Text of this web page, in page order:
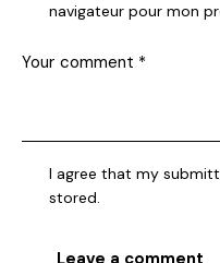
navigateur pour mon
I agree that my
stored.